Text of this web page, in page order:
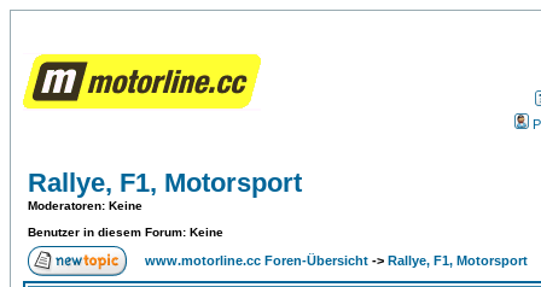
Rallye, F1, Motorsport
Moderatoren: Keine
Benutzer in diesem Forum: Keine
www.motorline.cc Foren-Übersicht -> Rallye, F1, Motorsport